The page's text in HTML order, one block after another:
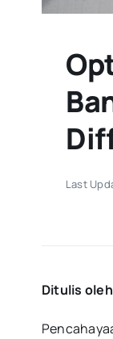
Last
Ditulis